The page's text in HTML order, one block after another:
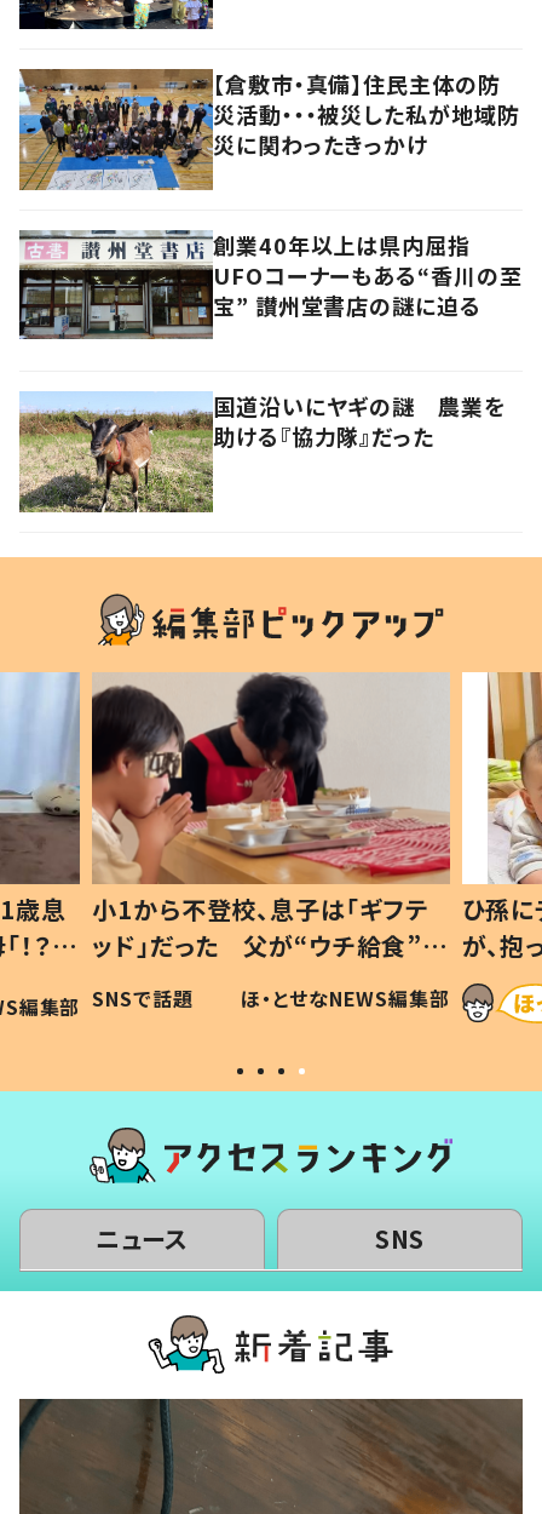
【倉敷市・真備】住民主体の防
災活動・・・被災した私が地域防
災に関わったきっかけ
創業40年以上は県内屈指
UFOコーナーもある“香川の至
宝” 讃州堂書店の謎に迫る
国道沿いにヤギの謎 農業を
助ける『協力隊』だった
歳息
？」
編集部
小1から不登校、息子は「ギフテ
ッド」だった 父が“ウチ給食”を
作り続ける理由とは #令和の親
#令和の子
SNSで話題 ほ・とせなNEWS編集部
ひ孫
が、
「涙が
い」
ニュース SNS